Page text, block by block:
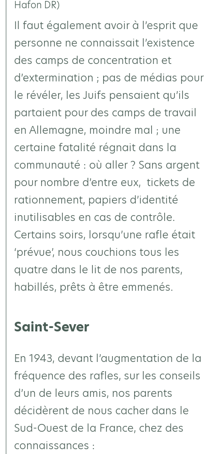
Hafon DR)
Il faut également avoir à l’esprit que
personne ne connaissait l’existence
des camps de concentration et
d’extermination ; pas de médias pour
le révéler, les Juifs pensaient qu’ils
partaient pour des camps de travail
en Allemagne, moindre mal ; une
certaine fatalité régnait dans la
communauté : où aller ? Sans argent
pour nombre d’entre eux, tickets de
rationnement, papiers d’identité
inutilisables en cas de contrôle.
Certains soirs, lorsqu’une rafle était
‘prévue’, nous couchions tous les
quatre dans le lit de nos parents,
habillés, prêts à être emmenés.
Saint-Sever
En 1943, devant l’augmentation de la
fréquence des rafles, sur les conseils
d’un de leurs amis, nos parents
décidèrent de nous cacher dans le
Sud-Ouest de la France, chez des
connaissances :